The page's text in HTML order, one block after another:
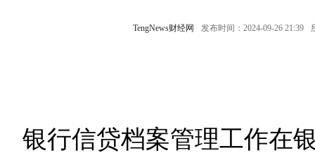
TengNews财经网 发布时间：2024-09-26 21:39
银行信贷档案管理工作在